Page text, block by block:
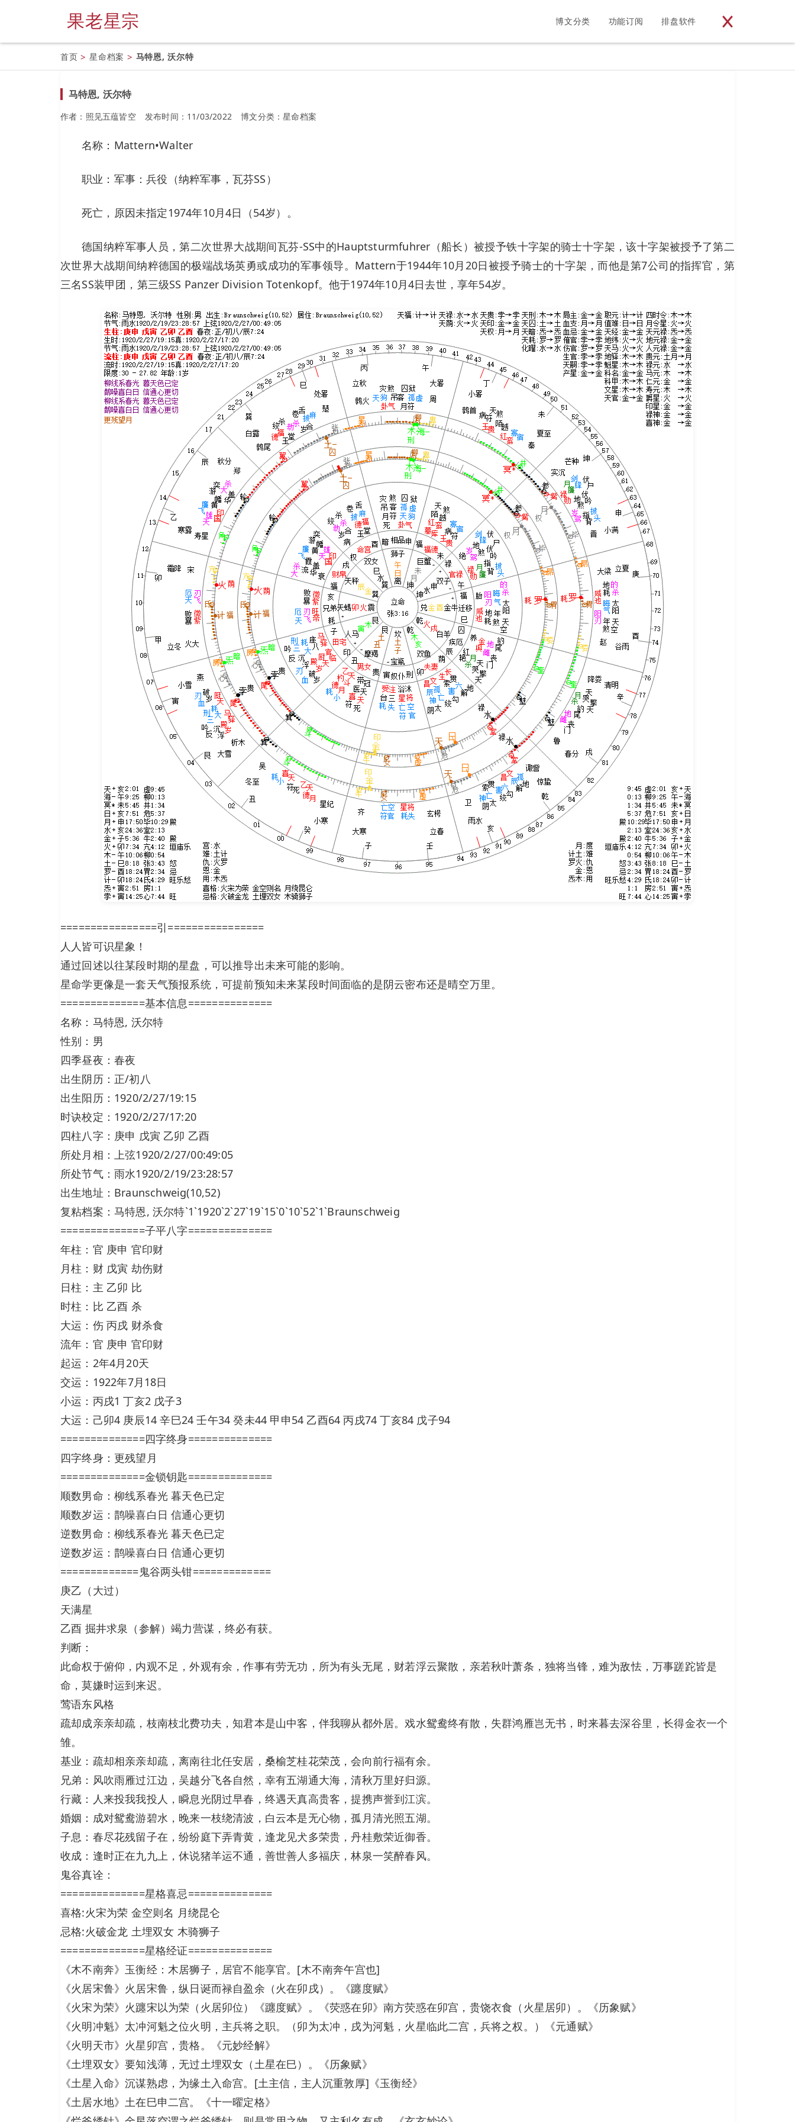
果老星宗 博文分类 功能订阅 排盘软件
首页 > 星命档案 > 马特恩, 沃尔特
马特恩, 沃尔特
作者：照见五蕴皆空 发布时间：11/03/2022 博文分类：星命档案
名称：Mattern•Walter
职业：军事：兵役（纳粹军事，瓦芬SS）
死亡，原因未指定1974年10月4日（54岁）。
德国纳粹军事人员，第二次世界大战期间瓦芬-SS中的Hauptsturmfuhrer（船长）被授予铁十字架的骑士十字架，该十字架被授予了第二
次世界大战期间纳粹德国的极端战场英勇或成功的军事领导。Mattern于1944年10月20日被授予骑士的十字架，而他是第7公司的指挥官，第
三名SS装甲团，第三级SS Panzer Division Totenkopf。他于1974年10月4日去世，享年54岁。
================引================
人人皆可识星象！
通过回述以往某段时期的星盘，可以推导出未来可能的影响。
星命学更像是一套天气预报系统，可提前预知未来某段时间面临的是阴云密布还是晴空万里。
==============基本信息==============
名称：马特恩, 沃尔特
性别：男
四季昼夜：春夜
出生阴历：正/初八
出生阳历：1920/2/27/19:15
时诀校定：1920/2/27/17:20
四柱八字：庚申 戊寅 乙卯 乙酉
所处月相：上弦1920/2/27/00:49:05
所处节气：雨水1920/2/19/23:28:57
出生地址：Braunschweig(10,52)
复粘档案：马特恩, 沃尔特`1`1920`2`27`19`15`0`10`52`1`Braunschweig
==============子平八字==============
年柱：官 庚申 官印财
月柱：财 戊寅 劫伤财
日柱：主 乙卯 比
时柱：比 乙酉 杀
大运：伤 丙戌 财杀食
流年：官 庚申 官印财
起运：2年4月20天
交运：1922年7月18日
小运：丙戌1 丁亥2 戊子3
大运：己卯4 庚辰14 辛巳24 壬午34 癸未44 甲申54 乙酉64 丙戌74 丁亥84 戊子94
==============四字终身==============
四字终身：更残望月
==============金锁钥匙==============
顺数男命：柳线系春光 暮天色已定
顺数岁运：鹊噪喜白日 信通心更切
逆数男命：柳线系春光 暮天色已定
逆数岁运：鹊噪喜白日 信通心更切
=============鬼谷两头钳=============
庚乙（大过）
天满星
乙酉 掘井求泉（参解）竭力营谋，终必有获。
判断：
此命权于俯仰，内观不足，外观有余，作事有劳无功，所为有头无尾，财若浮云聚散，亲若秋叶萧条，独将当锋，难为敌怯，万事蹉跎皆是
命，莫嫌时运到来迟。
莺语东风格
疏却成亲亲却疏，枝南枝北费功夫，知君本是山中客，伴我聊从都外居。戏水鸳鸯终有散，失群鸿雁岂无书，时来暮去深谷里，长得金衣一个
雏。
基业：疏却相亲亲却疏，离南往北任安居，桑榆芝桂花荣茂，会向前行福有余。
兄弟：风吹雨雁过江边，吴越分飞各自然，幸有五湖通大海，清秋万里好归源。
行藏：人来投我我投人，瞬息光阴过早春，终遇天真高贵客，提携声誉到江滨。
婚姻：成对鸳鸯游碧水，晚来一枝绕清波，白云本是无心物，孤月清光照五湖。
子息：春尽花残留子在，纷纷庭下弄青黄，逢龙见犬多荣贵，丹桂敷荣近御香。
收成：逢时正在九九上，休说猪羊运不通，善世善人多福庆，林泉一笑醉春风。
鬼谷真诠：
==============星格喜忌==============
喜格:火宋为荣 金空则名 月绕昆仑
忌格:火破金龙 土埋双女 木骑狮子
==============星格经证==============
《木不南奔》玉衡经：木居狮子，居官不能享官。[木不南奔午宫也]
《火居宋鲁》火居宋鲁，纵日诞而禄自盈余（火在卯戌）。《躔度赋》
《火宋为荣》火躔宋以为荣（火居卯位）《躔度赋》。《荧惑在卯》南方荧惑在卯宫，贵饶衣食（火星居卯）。《历象赋》
《火明冲魁》太冲河魁之位火明，主兵将之职。（卯为太冲，戌为河魁，火星临此二宫，兵将之权。）《元通赋》
《火明天市》火星卯宫，贵格。《元妙经解》
《土埋双女》要知浅薄，无过土埋双女（土星在巳）。《历象赋》
《土星入命》沉谋熟虑，为缘土入命宫。[土主信，主人沉重敦厚]《玉衡经》
《土居水地》土在巳申二宫。《十一曜定格》